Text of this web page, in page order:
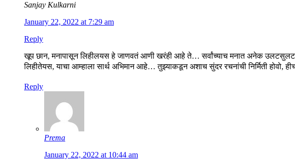
Sanjay Kulkarni
January 22, 2022 at 7:29 am
Reply
खूप छान, मनापासून लिहीलयस हे जाणवतं आणी खरंही आहे ते… सर्वांच्याच मनात अनेक उलटसुलट
लिहीतेयस, याचा आम्हाला सार्थ अभिमान आहे… तुझ्याकडून अशाच सुंदर रचनांची निर्मिती होवो,
Reply
Prema
January 22, 2022 at 10:44 am